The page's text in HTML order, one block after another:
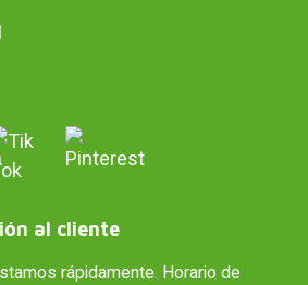
al cliente
rápidamente. Horario de